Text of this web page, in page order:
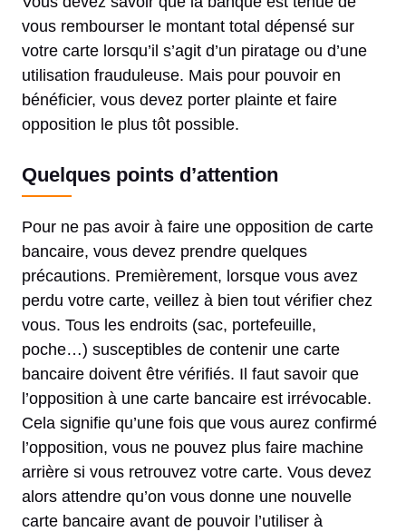
vous rembourser le montant total dépensé sur
votre carte lorsqu’il s’agit d’un piratage ou d’une
utilisation frauduleuse. Mais pour pouvoir en
bénéficier, vous devez porter plainte et faire
opposition le plus tôt possible.
Quelques points d’attention
Pour ne pas avoir à faire une opposition de carte
bancaire, vous devez prendre quelques
précautions. Premièrement, lorsque vous avez
perdu votre carte, veillez à bien tout vérifier chez
vous. Tous les endroits (sac, portefeuille,
poche…) susceptibles de contenir une carte
bancaire doivent être vérifiés. Il faut savoir que
l’opposition à une carte bancaire est irrévocable.
Cela signifie qu’une fois que vous aurez confirmé
l’opposition, vous ne pouvez plus faire machine
arrière si vous retrouvez votre carte. Vous devez
alors attendre qu’on vous donne une nouvelle
carte bancaire avant de pouvoir l’utiliser à